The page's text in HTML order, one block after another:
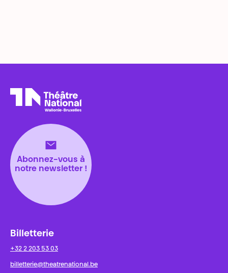
Abonnez-vous à
notre newsletter !
Billetterie
+32 2 203 53 03
billetterie@theatrenational.be